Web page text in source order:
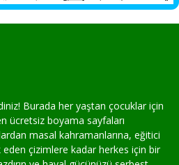
Burada her yaştan çocuklar için
ücretsiz boyama sayfaları
masal kahramanlarına, eğitici
eden çizimlere kadar herkes için bir